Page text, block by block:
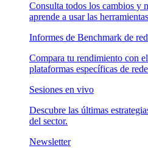
Consulta todos los cambios y
aprende a usar las
Informes de Benchmark de
Compara tu rendimiento con
plataformas específicas de
Sesiones en vivo
Descubre las últimas
del sector.
Newsletter